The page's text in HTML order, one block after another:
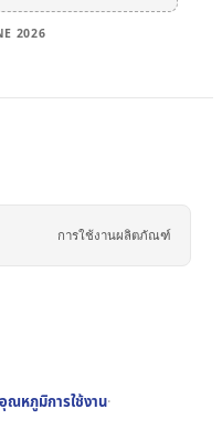
2026
การใช้งานผลิตภัณฑ์
ณหภูมิการใช้งาน·